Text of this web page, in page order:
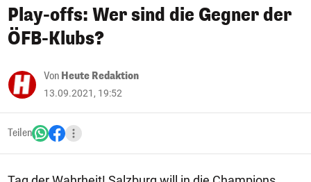
Play-offs: Wer sind die Gegner der
ÖFB-Klubs?
Von Heute Redaktion
13.09.2021, 19:52
Teilen